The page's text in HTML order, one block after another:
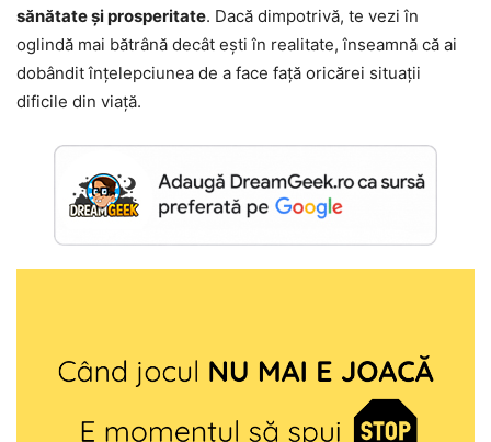
sănătate și prosperitate. Dacă dimpotrivă, te vezi în
oglindă mai bătrână decât ești în realitate, înseamnă că ai
dobândit înțelepciunea de a face față oricărei situații
dificile din viață.